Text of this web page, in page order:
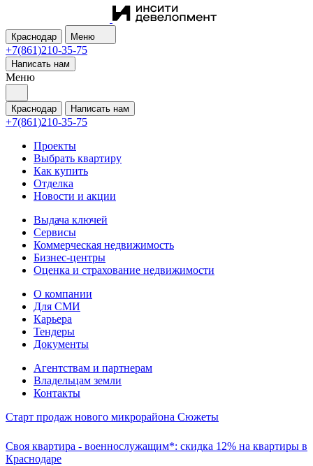
Краснодар Меню
+7(861)210-35-75
Написать нам
Меню
Краснодар Написать нам
+7(861)210-35-75
Проекты
Выбрать квартиру
Как купить
Отделка
Новости и акции
Выдача ключей
Сервисы
Коммерческая недвижимость
Бизнес-центры
Оценка и страхование недвижимости
О компании
Для СМИ
Карьера
Тендеры
Документы
Агентствам и партнерам
Владельцам земли
Контакты
Старт продаж нового микрорайона Сюжеты
Своя квартира - военнослужащим*: скидка 12% на квартиры в
Краснодаре